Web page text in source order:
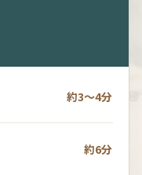
約3～4分
約6分